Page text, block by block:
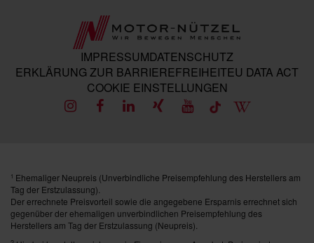
IMPRESSUMDATENSCHUTZ
ERKLÄRUNG ZUR BARRIEREFREIHEITEU DATA ACT
COOKIE EINSTELLUNGEN
1 Ehemaliger Neupreis (Unverbindliche Preisempfehlung des Herstellers am
Tag der Erstzulassung).
Der errechnete Preisvorteil sowie die angegebene Ersparnis errechnet sich
gegenüber der ehemaligen unverbindlichen Preisempfehlung des
Herstellers am Tag der Erstzulassung (Neupreis).